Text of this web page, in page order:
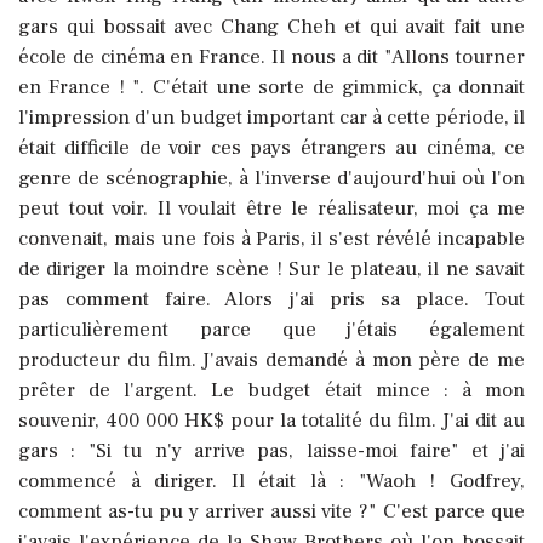
gars qui bossait avec Chang Cheh et qui avait fait une
école de cinéma en France. Il nous a dit "Allons tourner
en France ! ". C'était une sorte de gimmick, ça donnait
l'impression d'un budget important car à cette période, il
était difficile de voir ces pays étrangers au cinéma, ce
genre de scénographie, à l'inverse d'aujourd'hui où l'on
peut tout voir. Il voulait être le réalisateur, moi ça me
convenait, mais une fois à Paris, il s'est révélé incapable
de diriger la moindre scène ! Sur le plateau, il ne savait
pas comment faire. Alors j'ai pris sa place. Tout
particulièrement parce que j'étais également
producteur du film. J'avais demandé à mon père de me
prêter de l'argent. Le budget était mince : à mon
souvenir, 400 000 HK$ pour la totalité du film. J'ai dit au
gars : "Si tu n'y arrive pas, laisse-moi faire" et j'ai
commencé à diriger. Il était là : "Waoh ! Godfrey,
comment as-tu pu y arriver aussi vite ?" C'est parce que